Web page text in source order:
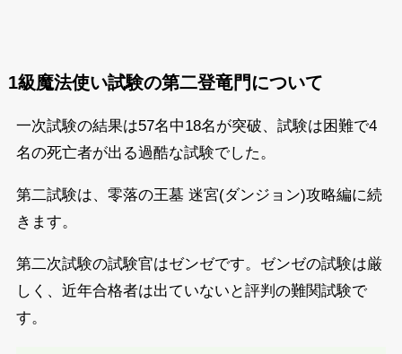
1級魔法使い試験の第二登竜門について
一次試験の結果は57名中18名が突破、試験は困難で4
名の死亡者が出る過酷な試験でした。
第二試験は、零落の王墓 迷宮(ダンジョン)攻略編に続
きます。
第二次試験の試験官はゼンゼです。ゼンゼの試験は厳
しく、近年合格者は出ていないと評判の難関試験で
す。